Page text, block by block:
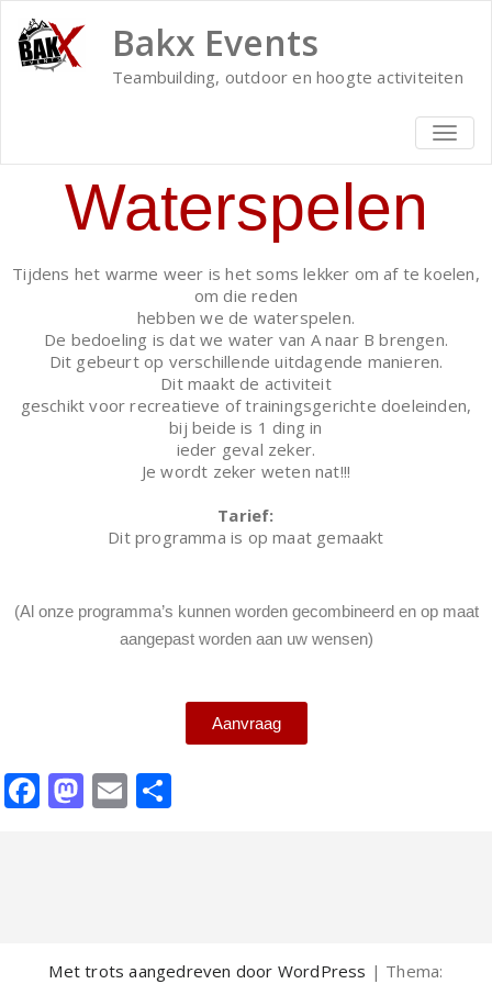
Bakx Events
Teambuilding, outdoor en hoogte activiteiten
Waterspelen
Tijdens het warme weer is het soms lekker om af te koelen,
om die reden
hebben we de waterspelen.
De bedoeling is dat we water van A naar B brengen.
Dit gebeurt op verschillende uitdagende manieren.
Dit maakt de activiteit
geschikt voor recreatieve of trainingsgerichte doeleinden,
bij beide is 1 ding in
ieder geval zeker.
Je wordt zeker weten nat!!!
Tarief:
Dit programma is op maat gemaakt
(Al onze programma’s kunnen worden gecombineerd en op maat
aangepast worden aan uw wensen)
Aanvraag
Facebook
Mastodon
Email
Met trots aangedreven door WordPress | Thema: